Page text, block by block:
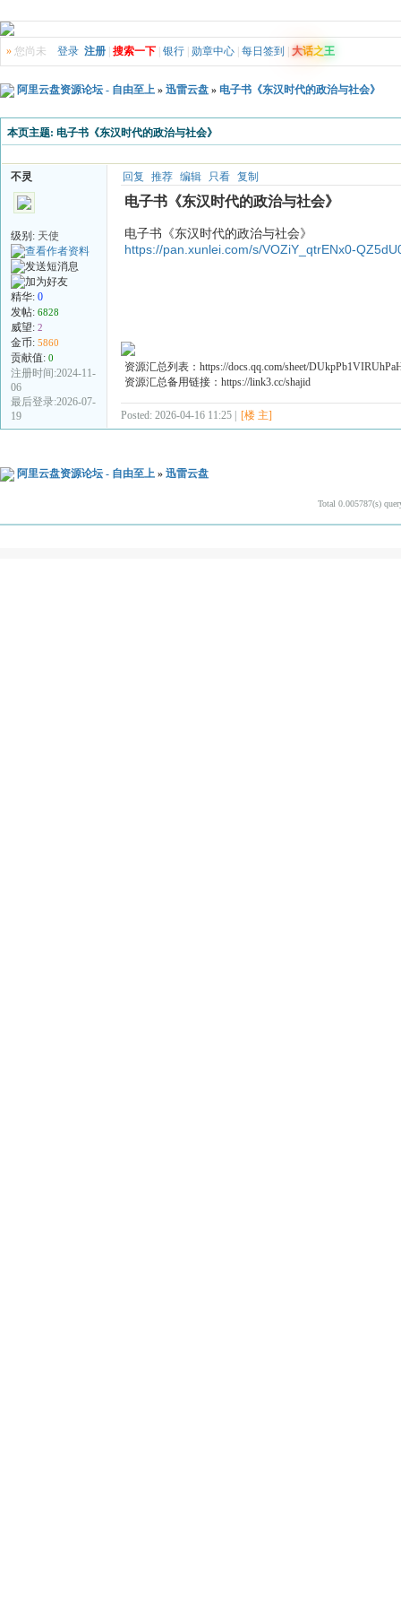
» 您尚未 登录 注册 搜索一下 银行 勋章中心 每日签到 大话之王
阿里云盘资源论坛 - 自由至上 » 迅雷云盘 » 电子书《东汉时代的政治与社会》
本页主题: 电子书《东汉时代的政治与社会》
不灵
级别: 天使
精华: 0
发帖: 6828
威望: 2
金币: 5860
贡献值: 0
注册时间:2024-11-
06
最后登录:2026-07-
19
回复 推荐 编辑 只看 复制
电子书《东汉时代的政治与社会》
电子书《东汉时代的政治与社会》
https://pan.xunlei.com/s/VOZiY_qtrENx0-
资源汇总列表：https://docs.qq.com/sheet/
资源汇总备用链接：https://link3.cc/shajid
Posted: 2026-04-16 11:25 | [楼 主]
阿里云盘资源论坛 - 自由至上 » 迅雷云盘
Total 0.005787(s)